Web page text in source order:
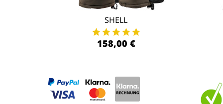
SHELL
158,00 €